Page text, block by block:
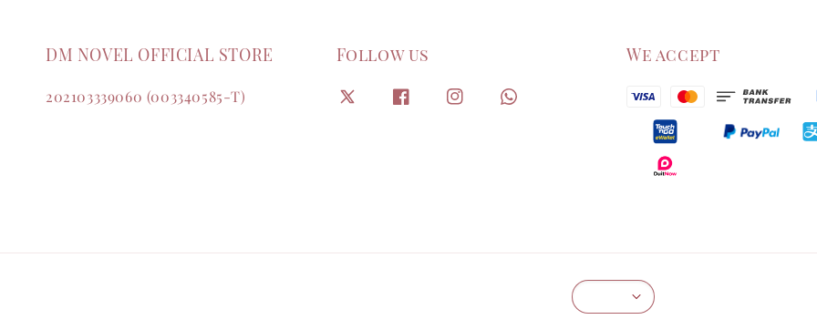
DM NOVEL OFFICIAL STORE
202103339060 (003340585-T)
Follow us We accept